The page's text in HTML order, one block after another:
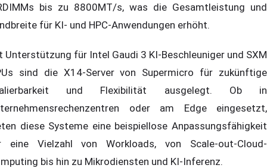
bis zu 8800MT/s, was die Gesamtleistung und
für KI- und HPC-Anwendungen erhöht.
Unterstützung für Intel Gaudi 3 KI-Beschleuniger und SXM
sind die X14-Server von Supermicro für zukünftige
und Flexibilität ausgelegt. Ob in
oder am Edge eingesetzt,
diese Systeme eine beispiellose Anpassungsfähigkeit
eine Vielzahl von Workloads, von Scale-out-Cloud-
bis hin zu Mikrodiensten und KI-Inferenz.